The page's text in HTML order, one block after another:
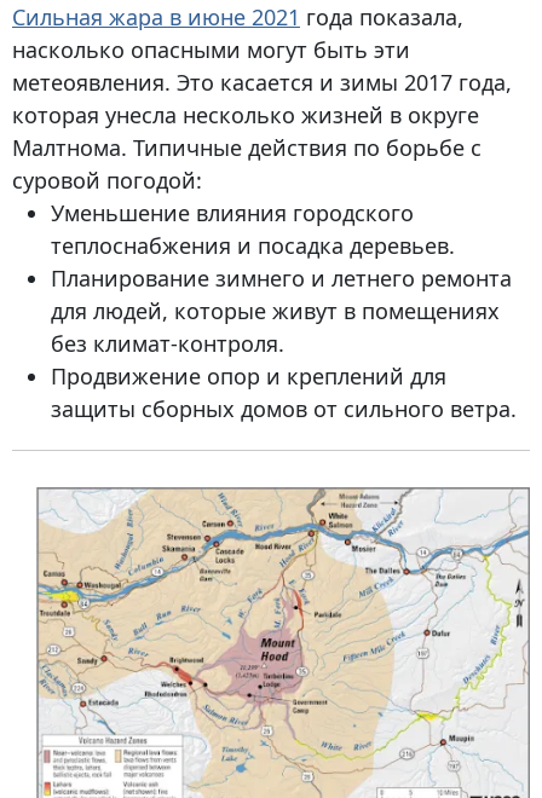
Сильная жара в июне 2021 года показала,
насколько опасными могут быть эти
метеоявления. Это касается и зимы 2017 года,
которая унесла несколько жизней в округе
Малтнома. Типичные действия по борьбе с
суровой погодой:
Уменьшение влияния городского
теплоснабжения и посадка деревьев.
Планирование зимнего и летнего ремонта
для людей, которые живут в помещениях
без климат-контроля.
Продвижение опор и креплений для
защиты сборных домов от сильного ветра.